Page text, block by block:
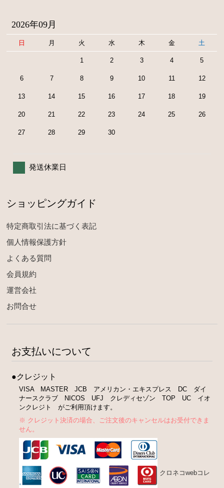
2026年09月
日 月 火 水 木 金 土
1 2 3 4 5
6 7 8 9 10 11 12
13 14 15 16 17 18 19
20 21 22 23 24 25 26
27 28 29 30
発送休業日
ショッピングガイド
特定商取引法に基づく表記
個人情報保護方針
よくある質問
会員規約
運営会社
お問合せ
お支払いについて
●クレジット
VISA MASTER JCB アメリカン・エキスプレス DC ダイ
ナースクラブ NICOS UFJ クレディセゾン TOP UC イオ
ンクレジト がご利用頂けます。
※ クレジット決済の場合、ご注文後のキャンセルはお受付できま
せん。
クロネコwebコレ